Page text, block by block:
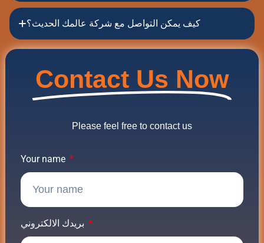
كيف يمكن التواصل مع شركة عالمك الحديث؟
Contact Us Now
Please feel free to contact us
Your name